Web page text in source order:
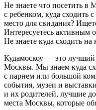
Не знаете что посетить в
с ребенком, куда сходить
место для свидания?
Интересуетесь активным
Не знаете куда сходить
Кудамоскоу — это
Москвы. Мы знаем куда
с парнем или большой
события, музеи и
и их родителей, лучшие
места Москвы, которые